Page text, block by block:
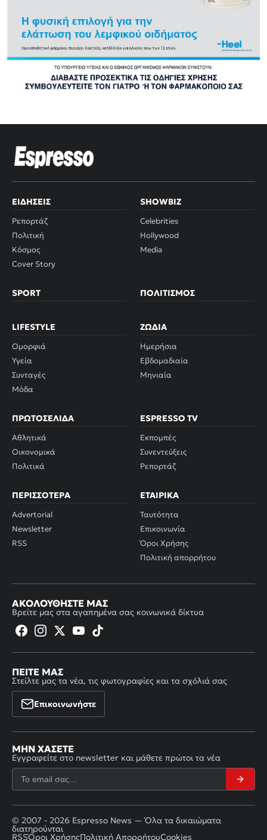
ΕΙΔΉΣΕΙΣ
Ρεπορτάζ
Πολιτική
Κόσμος
Cover Story
SHOWBIZ
Celebrities
Hollywood
Media
SPORT ΠΟΛΙΤΙΣΜΌΣ
LIFESTYLE
Ομορφιά
Υγεία
Συνταγές
Μόδα
ΖΏΔΙΑ
Ημερήσια
Εβδομαδιαία
Μηνιαία
ΠΡΩΤΟΣΈΛΙΔΑ
Αθλητικά
Οικονομικά
Πολιτικά
ESPRESSO TV
Εκπομπές
Συνεντεύξεις
Ρεπορτάζ
ΠΕΡΙΣΣΌΤΕΡΑ
Advertorial
Newsletter
RSS
ΕΤΑΙΡΙΚΆ
Ταυτότητα
Επικοινωνία
Όροι Χρήσης
Πολιτική απορρήτου
ΑΚΟΛΟΥΘΉΣΤΕ ΜΑΣ
Βρείτε μας στα αγαπημένα σας κοινωνικά δίκτυα
ΠΕΊΤΕ ΜΑΣ
Στείλτε μας τα νέα, τις φωτογραφίες και τα σχόλιά σας
Επικοινωνήστε
ΜΗΝ ΧΆΣΕΤΕ
Εγγραφείτε στο newsletter και μάθετε πρώτοι τα νέα
© 2007 - 2026 Espresso News — Όλα τα δικαιώματα
διατηρούνται
RSSΌροι ΧρήσηςΠολιτική ΑπορρήτουCookies